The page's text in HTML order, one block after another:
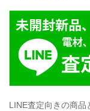
LINE査定向きの商品